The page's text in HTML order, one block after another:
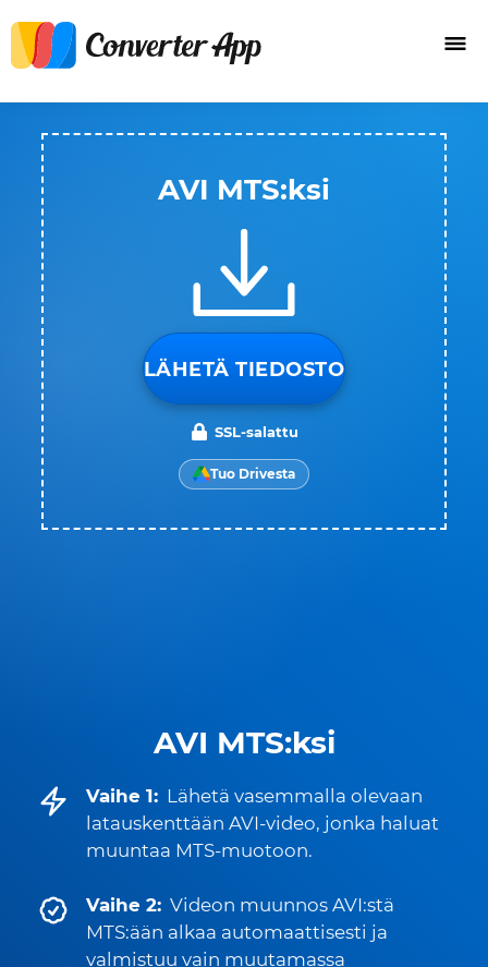
AVI MTS:ksi
Vaihe 1: Lähetä vasemmalla olevaan
latauskenttään AVI-video, jonka haluat
muuntaa MTS-muotoon.
Vaihe 2: Videon muunnos AVI:stä
MTS:ään alkaa automaattisesti ja
valmistuu vain muutamassa
AVI MTS:ksi
LÄHETÄ TIEDOSTO
SSL-salattu
Tuo Drivesta